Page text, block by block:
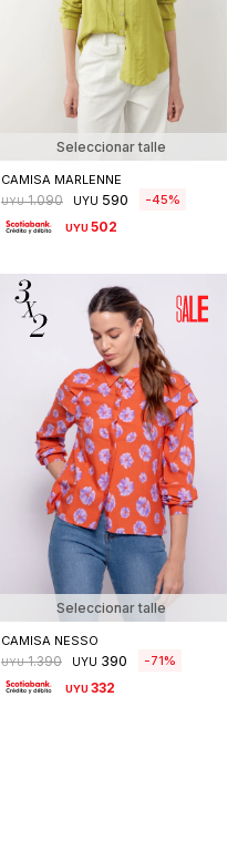
Seleccionar talle
CAMISA MARLENNE
UYU 1.090 UYU 590 45
UYU502
Seleccionar talle
CAMISA NESSO
UYU 1.390 UYU 390 71
UYU332